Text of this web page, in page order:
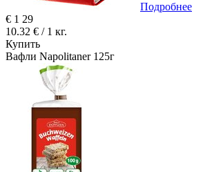
Подробнее
€ 1 29
10.32 € / 1 кг.
Купить
Вафли Napolitaner 125г